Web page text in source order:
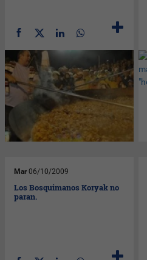
Mar 06/10/2009
Los Bosquimanos Koryak no
paran.